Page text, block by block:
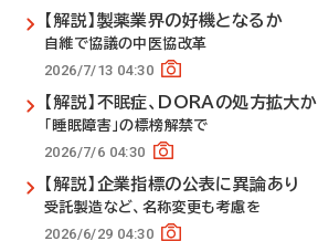
【解説】製薬業界の好機となるか
自維で協議の中医協改革
2026/7/13 04:30
【解説】不眠症、DORAの処方拡大か
「睡眠障害」の標榜解禁で
2026/7/6 04:30
【解説】企業指標の公表に異論あり
受託製造など、名称変更も考慮を
2026/6/29 04:30